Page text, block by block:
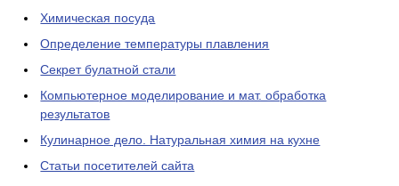
Химическая посуда
Определение температуры плавления
Секрет булатной стали
Компьютерное моделирование и мат. обработка
результатов
Кулинарное дело. Натуральная химия на кухне
Статьи посетителей сайта